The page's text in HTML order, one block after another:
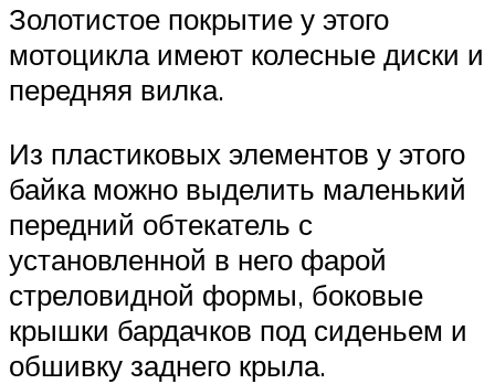
Золотистое покрытие у этого
мотоцикла имеют колесные диски и
передняя вилка.
Из пластиковых элементов у этого
байка можно выделить маленький
передний обтекатель с
установленной в него фарой
стреловидной формы, боковые
крышки бардачков под сиденьем и
обшивку заднего крыла.